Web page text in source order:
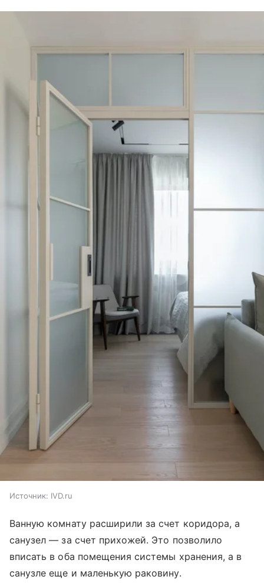
Источник: IVD.ru
Ванную комнату расширили за счет коридора, а
санузел — за счет прихожей. Это позволило
вписать в оба помещения системы хранения, а в
санузле еще и маленькую раковину.